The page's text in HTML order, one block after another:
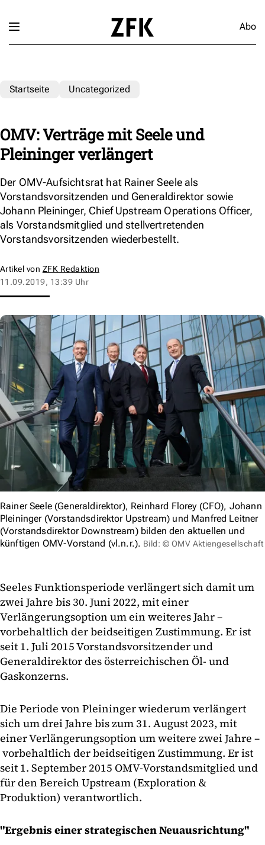
Abo
Startseite Uncategorized
OMV: Verträge mit Seele und
Pleininger verlängert
Der OMV-Aufsichtsrat hat Rainer Seele als
Vorstandsvorsitzenden und Generaldirektor sowie
Johann Pleininger, Chief Upstream Operations Officer,
als Vorstandsmitglied und stellvertretenden
Vorstandsvorsitzenden wiederbestellt.
Artikel von ZFK Redaktion
11.09.2019, 13:39 Uhr
Rainer Seele (Generaldirektor), Reinhard Florey (CFO), Johann
Pleininger (Vorstandsdirektor Upstream) und Manfred Leitner
(Vorstandsdirektor Downstream) bilden den aktuellen und
künftigen OMV-Vorstand (vl.n.r.). Bild: © OMV Aktiengesellschaft
Seeles Funktionsperiode verlängert sich damit um
zwei Jahre bis 30. Juni 2022, mit einer
Verlängerungsoption um ein weiteres Jahr –
vorbehaltlich der beidseitigen Zustimmung. Er ist
seit 1. Juli 2015 Vorstandsvorsitzender und
Generaldirektor des österreichischen Öl- und
Gaskonzerns.
Die Periode von Pleininger wiederum verlängert
sich um drei Jahre bis zum 31. August 2023, mit
einer Verlängerungsoption um weitere zwei Jahre –
vorbehaltlich der beidseitigen Zustimmung. Er ist
seit 1. September 2015 OMV-Vorstandsmitglied und
für den Bereich Upstream (Exploration &
Produktion) verantwortlich.
"Ergebnis einer strategischen Neuausrichtung"